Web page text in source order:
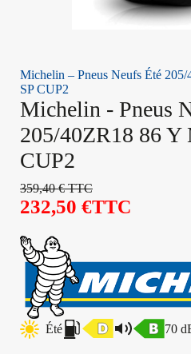
Michelin – Pneus Neufs Été
SP CUP2
Michelin - Pneus
205/40ZR18 86 Y
CUP2
359,40€TTC
232,50 €TTC
Été 70